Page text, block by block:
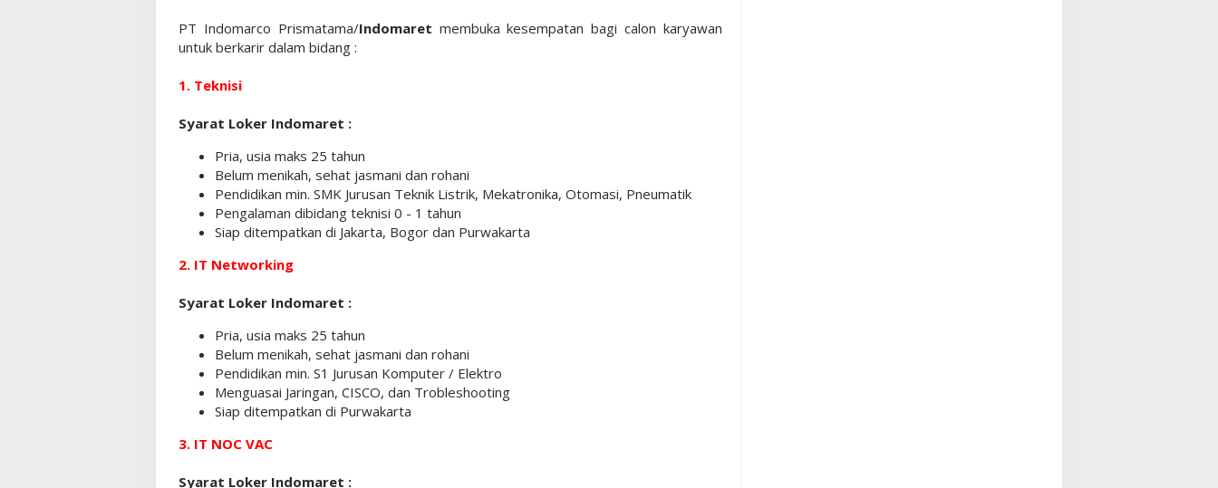
PT Indomarco Prismatama/Indomaret membuka kesempatan bagi calon karyawan
untuk berkarir dalam bidang :
1. Teknisi
Syarat Loker Indomaret :
Pria, usia maks 25 tahun
Belum menikah, sehat jasmani dan rohani
Pendidikan min. SMK Jurusan Teknik Listrik, Mekatronika, Otomasi, Pneumatik
Pengalaman dibidang teknisi 0 - 1 tahun
Siap ditempatkan di Jakarta, Bogor dan Purwakarta
2. IT Networking
Syarat Loker Indomaret :
Pria, usia maks 25 tahun
Belum menikah, sehat jasmani dan rohani
Pendidikan min. S1 Jurusan Komputer / Elektro
Menguasai Jaringan, CISCO, dan Trobleshooting
Siap ditempatkan di Purwakarta
3. IT NOC VAC
Syarat Loker Indomaret :